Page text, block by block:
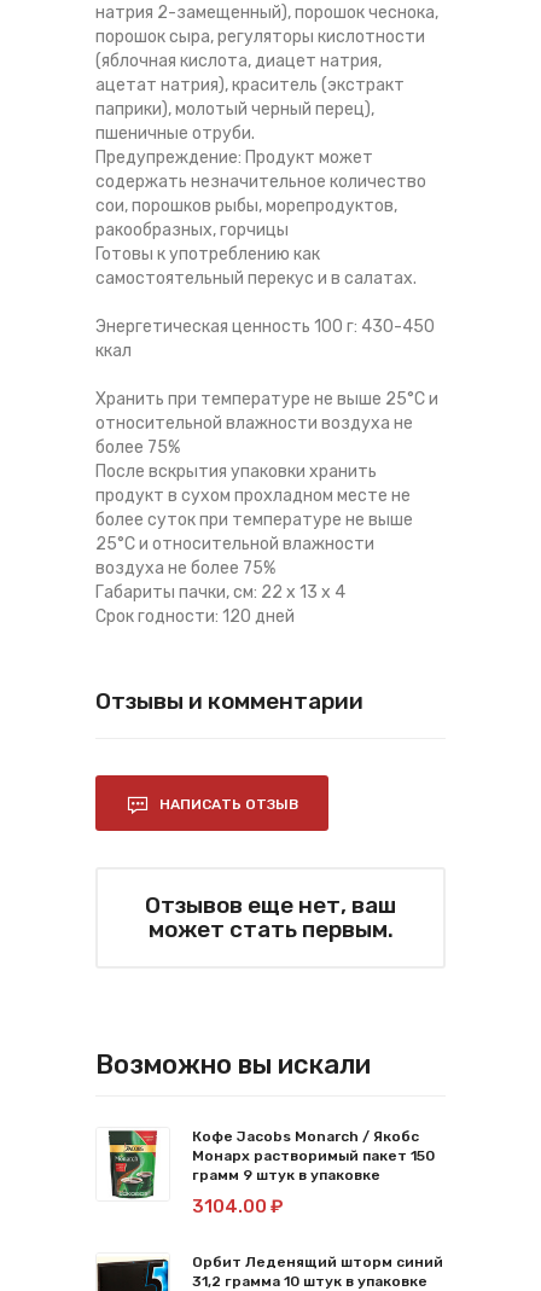
натрия 2-замещенный), порошок чеснока,
порошок сыра, регуляторы кислотности
(яблочная кислота, диацет натрия,
ацетат натрия), краситель (экстракт
паприки), молотый черный перец),
пшеничные отруби.
Предупреждение: Продукт может
содержать незначительное количество
сои, порошков рыбы, морепродуктов,
ракообразных, горчицы
Готовы к употреблению как
самостоятельный перекус и в салатах.
Энергетическая ценность 100 г: 430-450
ккал
Хранить при температуре не выше 25°С и
относительной влажности воздуха не
более 75%
После вскрытия упаковки хранить
продукт в сухом прохладном месте не
более суток при температуре не выше
25°С и относительной влажности
воздуха не более 75%
Габариты пачки, см: 22 х 13 х 4
Срок годности: 120 дней
Отзывы и комментарии
НАПИСАТЬ ОТЗЫВ
Отзывов еще нет, ваш
может стать первым.
Возможно вы искали
Кофе Jacobs Monarch / Якобс
Монарх растворимый пакет 150
грамм 9 штук в упаковке
3104.00 ₽
Орбит Леденящий шторм синий
31,2 грамма 10 штук в упаковке